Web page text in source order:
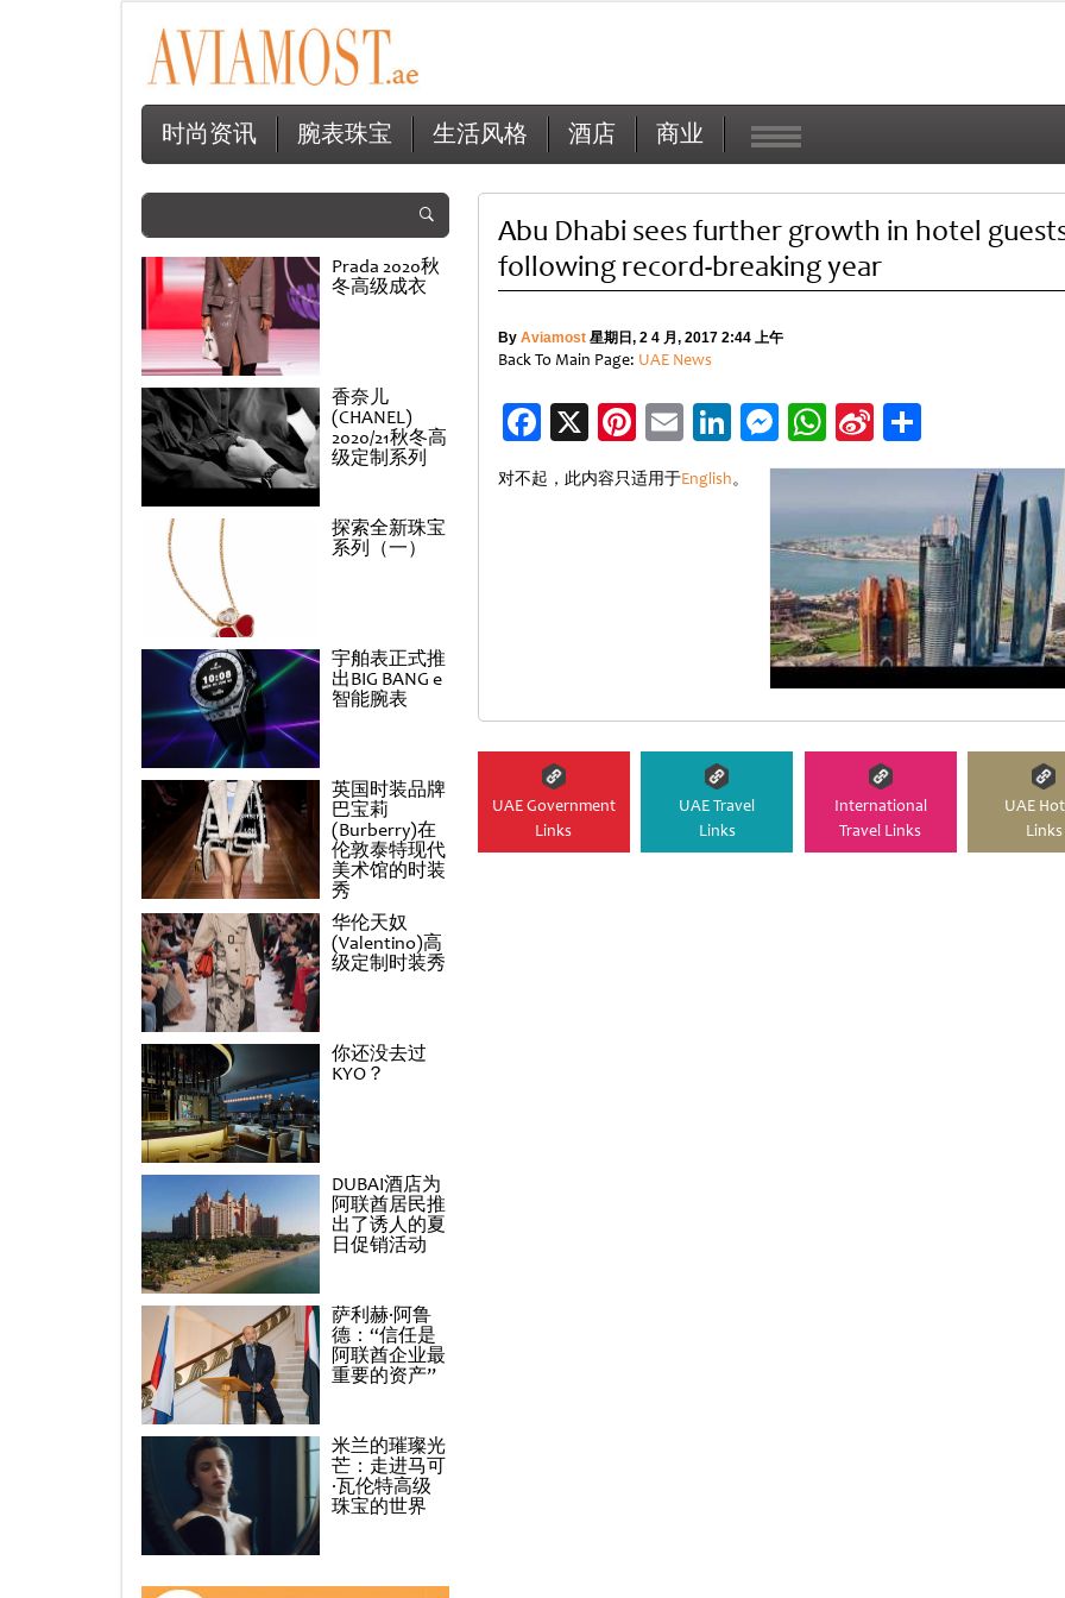
时尚资讯 腕表珠宝 生活风格 酒店 商业
Prada 2020秋
冬高级成衣
香奈儿
(CHANEL)
2020/21秋冬高
级定制系列
探索全新珠宝
系列（一）
宇舶表正式推
出BIG BANG e
智能腕表
英国时装品牌
巴宝莉
(Burberry)在
伦敦泰特现代
美术馆的时装
秀
华伦天奴
(Valentino)高
级定制时装秀
你还没去过
KYO？
DUBAI酒店为
阿联酋居民推
出了诱人的夏
日促销活动
萨利赫·阿鲁
德：“信任是
阿联酋企业最
重要的资产”
米兰的璀璨光
芒：走进马可
·瓦伦特高级
珠宝的世界
Abu Dhabi sees further growth in hotel
following record-breaking year
By Aviamost星期日, 2 4 月, 2017 2:44 上午
Back To Main Page: UAE News
Facebook
X Pinterest
EmailLinkedIn
Messenger
WhatsApp
Sina
Weibo
分
享
对不起，此内容只适用于English。
UAE Government
Links
UAE Travel
Links
International
Travel Links
UAE
Links